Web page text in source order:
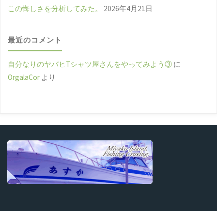
この悔しさを分析してみた。 2026年4月21日
最近のコメント
自分なりのヤバヒTシャツ屋さんをやってみよう③ に
OrgalaCor より